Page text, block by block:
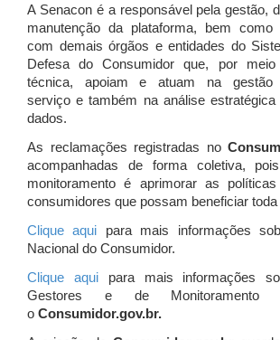
A Senacon é a responsável pela gestão,
manutenção da plataforma, bem como
com demais órgãos e entidades do
Defesa do Consumidor que, por meio
técnica, apoiam e atuam na gestão
serviço e também na análise
dados.
As reclamações registradas no
acompanhadas de forma coletiva,
monitoramento é aprimorar as
consumidores que possam beneficiar
Clique aqui para mais informações
Nacional do Consumidor.
Clique aquipara mais informações
Gestores e de Monitoramento
o Consumidor.gov.br.